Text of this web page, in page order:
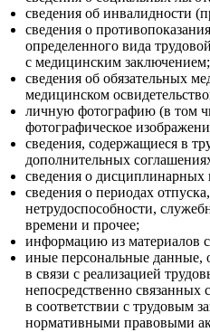
сведения об инвалидности
сведения о
определенного вида
с медицинским заключением;
сведения об обязательных
медицинском
личную фотографию (в том
фотографическое
сведения, содержащиеся в
дополнительных
сведения о дисциплинарных
сведения о периодах
нетрудоспособности,
времени и прочее;
информацию из материалов
иные персональные данные,
в связи с реализацией
непосредственно
в соответствии с трудовым
нормативными правовыми